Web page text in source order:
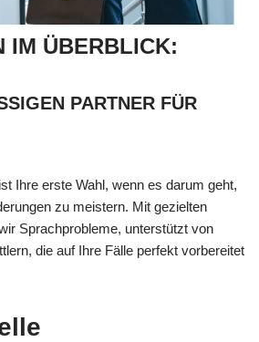
IM ÜBERBLICK:
PARTNER FÜR
ist Ihre erste Wahl, wenn es darum geht,
zu meistern. Mit gezielten
Sprachprobleme, unterstützt von
die auf Ihre Fälle perfekt vorbereitet